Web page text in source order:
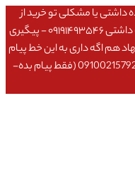
یا مشکلی تو خرید از
سایت ۰۹۱۰۹۸۰۸۵۶۵- مشکلی بعد از خریدت داشتی ۰۹۱۹۱۴۹۳۵۴۶ - پیگیری
انتقاد یا پیشنهاد هم اگه داری به این خط پیام
بده مستقیم میره تو صندوق پیام مدیرعامل 09100215792 (فقط پیام بده-